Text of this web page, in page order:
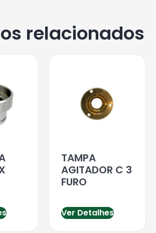
relacionados
TAMPA
AGITADOR C 3
FURO
Ver Detalhes